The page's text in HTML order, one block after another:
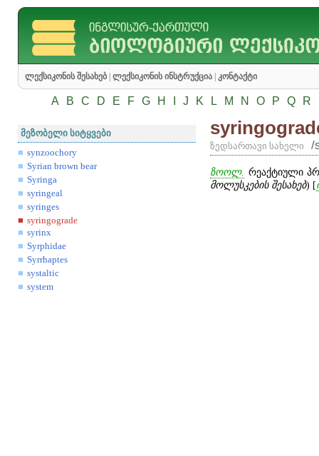
ლექსიკონის შესახებ ლექსიკონის ინსტრუქცია კონტაქტი
A B C D E F G H J K L M N O P Q R
მეზობელი სიტყვები
synzoochory
Syrian brown bear
Syringa
syringeal
syringes
syringograde
syrinx
Syrphidae
Syrrhaptes
systaltic
system
ზედსართავი სახელი /
ზოოლ. რეაქტიული
მოლუსკების შესახებ) [